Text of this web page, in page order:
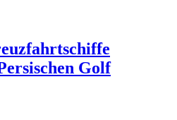
Golf